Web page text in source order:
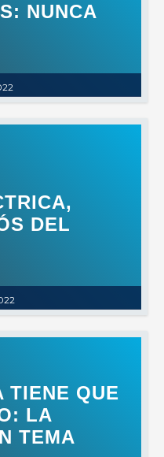
NUNCA
DEL
TIENE QUE
LA
TEMA